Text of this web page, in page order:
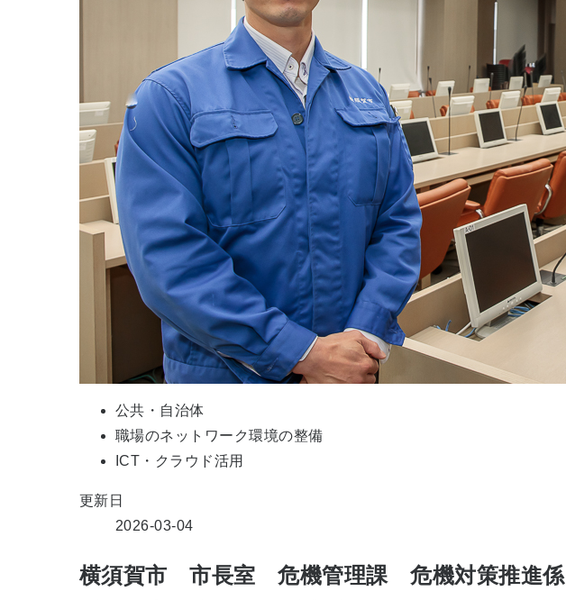
公共・自治体
職場のネットワーク環境の整備
ICT・クラウド活用
更新日
2026-03-04
横須賀市 市長室 危機管理課 危機対策推進係